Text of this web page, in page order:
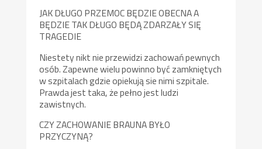
JAK DŁUGO PRZEMOC BĘDZIE OBECNA A
BĘDZIE TAK DŁUGO BĘDĄ ZDARZAŁY SIĘ
TRAGEDIE
Niestety nikt nie przewidzi zachowań pewnych
osób. Zapewne wielu powinno być zamkniętych
w szpitalach gdzie opiekują sie nimi szpitale.
Prawda jest taka, że pełno jest ludzi
zawistnych.
CZY ZACHOWANIE BRAUNA BYŁO
PRZYCZYNĄ?